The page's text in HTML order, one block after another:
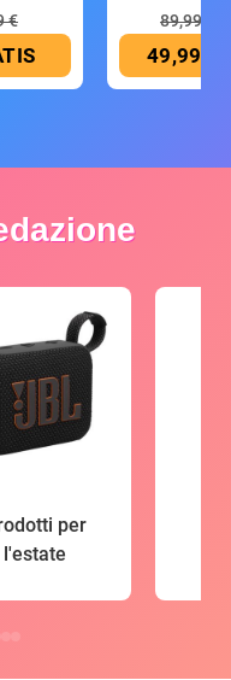
€ 89,99 €
49,99 €
per
l'estate